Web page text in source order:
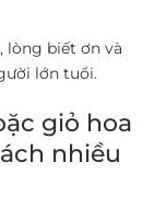
lòng biết ơn và
lớn tuổi.
giỏ hoa
nhiều